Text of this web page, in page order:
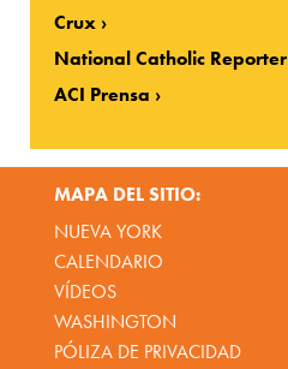
Crux
National Catholic Reporter
ACI Prensa
MAPA DEL SITIO:
NUEVA YORK
CALENDARIO
VÍDEOS
WASHINGTON
PÓLIZA DE PRIVACIDAD